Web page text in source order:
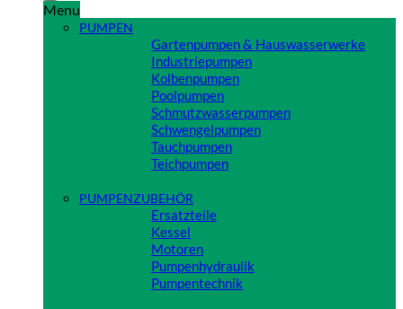
Menu
PUMPEN
Gartenpumpen & Hauswasserwerke
Industriepumpen
Kolbenpumpen
Poolpumpen
Schmutzwasserpumpen
Schwengelpumpen
Tauchpumpen
Teichpumpen
PUMPENZUBEHÖR
Ersatzteile
Kessel
Motoren
Pumpenhydraulik
Pumpentechnik